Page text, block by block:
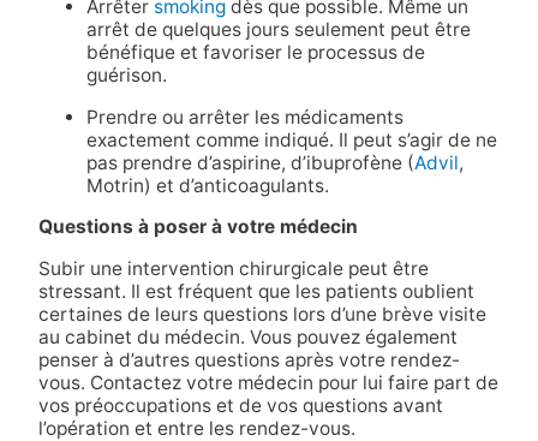
Arrêter smokingdès que possible. Même un
arrêt de quelques jours seulement peut être
bénéfique et favoriser le processus de
guérison.
Prendre ou arrêter les médicaments
exactement comme indiqué. Il peut s’agir de ne
pas prendre d’aspirine, d’ibuprofène (Advil,
Motrin) et d’anticoagulants.
Questions à poser à votre médecin
Subir une intervention chirurgicale peut être
stressant. Il est fréquent que les patients oublient
certaines de leurs questions lors d’une brève visite
au cabinet du médecin. Vous pouvez également
penser à d’autres questions après votre rendez-
vous. Contactez votre médecin pour lui faire part de
vos préoccupations et de vos questions avant
l’opération et entre les rendez-vous.